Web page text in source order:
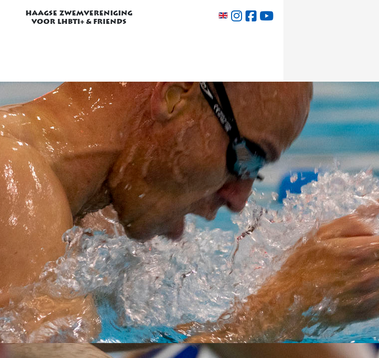
HAAGSE ZWEMVERENIGING
VOOR LHBTI+ & FRIENDS
Selecteer de taal